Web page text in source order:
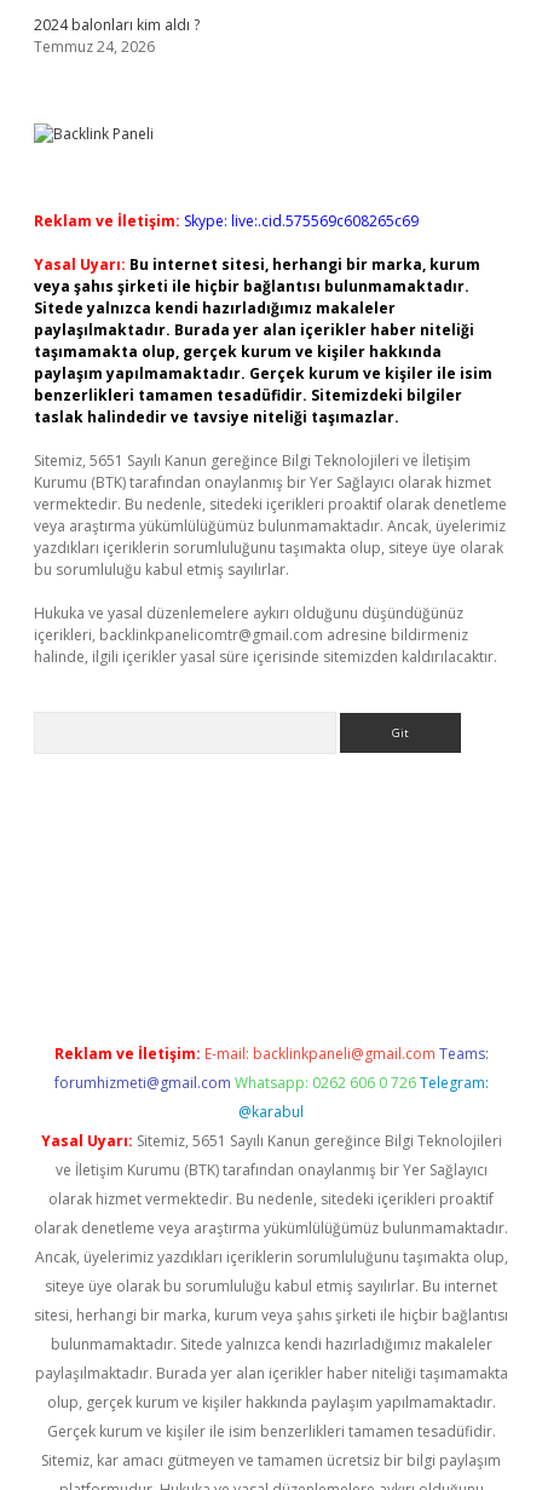
2024 balonları kim aldı ?
Temmuz 24, 2026
Reklam ve İletişim: Skype: live:.cid.575569c608265c69
Yasal Uyarı: Bu internet sitesi, herhangi bir marka, kurum
veya şahıs şirketi ile hiçbir bağlantısı bulunmamaktadır.
Sitede yalnızca kendi hazırladığımız makaleler
paylaşılmaktadır. Burada yer alan içerikler haber niteliği
taşımamakta olup, gerçek kurum ve kişiler hakkında
paylaşım yapılmamaktadır. Gerçek kurum ve kişiler ile isim
benzerlikleri tamamen tesadüfidir. Sitemizdeki bilgiler
taslak halindedir ve tavsiye niteliği taşımazlar.
Sitemiz, 5651 Sayılı Kanun gereğince Bilgi Teknolojileri ve İletişim
Kurumu (BTK) tarafından onaylanmış bir Yer Sağlayıcı olarak hizmet
vermektedir. Bu nedenle, sitedeki içerikleri proaktif olarak denetleme
veya araştırma yükümlülüğümüz bulunmamaktadır. Ancak, üyelerimiz
yazdıkları içeriklerin sorumluluğunu taşımakta olup, siteye üye olarak
bu sorumluluğu kabul etmiş sayılırlar.
Hukuka ve yasal düzenlemelere aykırı olduğunu düşündüğünüz
içerikleri, backlinkpanelicomtr@gmail.com adresine bildirmeniz
halinde, ilgili içerikler yasal süre içerisinde sitemizden kaldırılacaktır.
Reklam ve İletişim: E-mail: backlinkpaneli@gmail.com Teams:
forumhizmeti@gmail.com Whatsapp: 0262 606 0 726 Telegram:
@karabul
Yasal Uyarı: Sitemiz, 5651 Sayılı Kanun gereğince Bilgi Teknolojileri
ve İletişim Kurumu (BTK) tarafından onaylanmış bir Yer Sağlayıcı
olarak hizmet vermektedir. Bu nedenle, sitedeki içerikleri proaktif
olarak denetleme veya araştırma yükümlülüğümüz bulunmamaktadır.
Ancak, üyelerimiz yazdıkları içeriklerin sorumluluğunu taşımakta olup,
siteye üye olarak bu sorumluluğu kabul etmiş sayılırlar. Bu internet
sitesi, herhangi bir marka, kurum veya şahıs şirketi ile hiçbir bağlantısı
bulunmamaktadır. Sitede yalnızca kendi hazırladığımız makaleler
paylaşılmaktadır. Burada yer alan içerikler haber niteliği taşımamakta
olup, gerçek kurum ve kişiler hakkında paylaşım yapılmamaktadır.
Gerçek kurum ve kişiler ile isim benzerlikleri tamamen tesadüfidir.
Sitemiz, kar amacı gütmeyen ve tamamen ücretsiz bir bilgi paylaşım